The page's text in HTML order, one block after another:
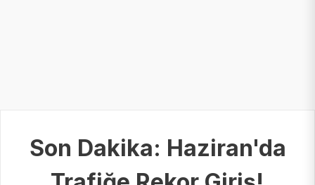
Son Dakika: Haziran'da